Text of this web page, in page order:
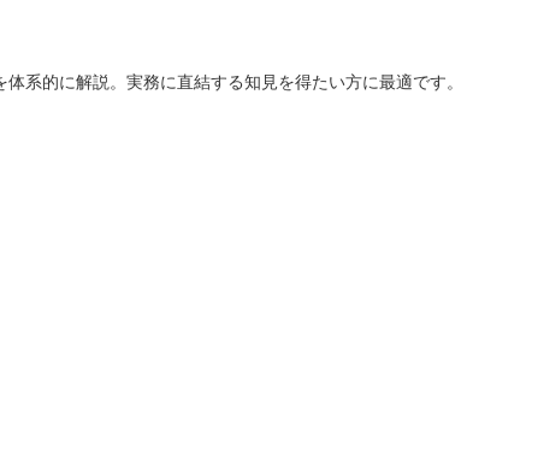
系的に解説。実務に直結する知見を得たい方に最適です。